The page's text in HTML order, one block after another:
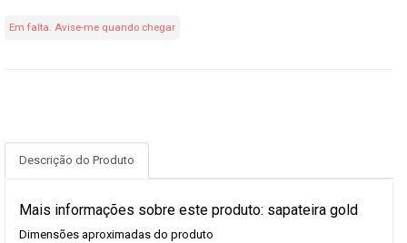
Em falta. Avise-me quando chegar
Descrição do Produto
Mais informações sobre este produto: sapateira gold
Dimensões aproximadas do produto